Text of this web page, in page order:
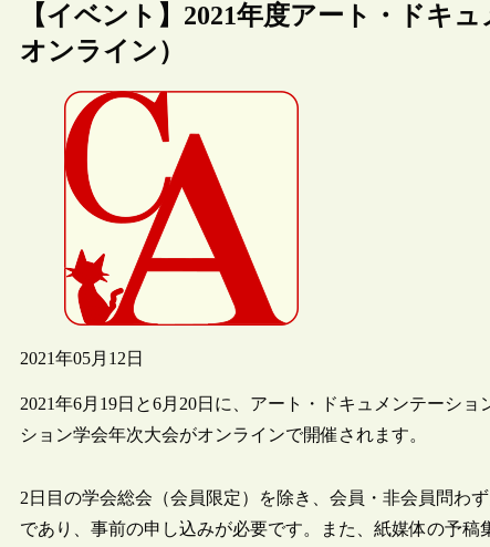
【イベント】2021年度アート・ドキ
オンライン）
2021年05月12日
2021年6月19日と6月20日に、アート・ドキュメンテーシ
ション学会年次大会がオンラインで開催されます。
2日目の学会総会（会員限定）を除き、会員・非会員問わ
であり、事前の申し込みが必要です。また、紙媒体の予稿